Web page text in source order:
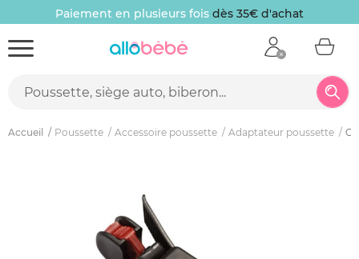
Paiement en plusieurs fois dès 35€ d'achat
Accueil Poussette Accessoire poussette Adaptateur poussette